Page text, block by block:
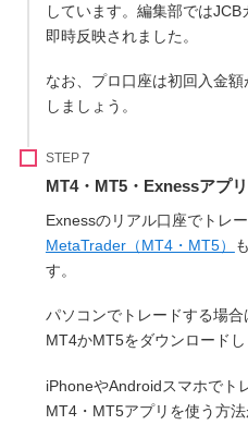
しています。編集部ではJCB
即時反映されました。
なお、プロ口座は初回入金
しましょう。
STEP
MT4・MT5・Exnessアプ
Exnessのリアル口座でトレー
MetaTrader（MT4・MT5）
す。
パソコンでトレードする場合
MT4かMT5をダウンロードし
iPhoneやAndroidスマホでト
MT4・MT5アプリを使う方